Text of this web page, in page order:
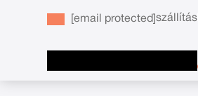
[email protected]szállítás